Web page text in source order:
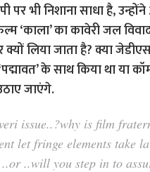
पर भी निशाना साधा है,
‘काला’ का कावेरी जल
लिया जाता है? क्या
के साथ किया था या
जाएंगे.
issue..?why is film
let fringe elements take
..will you step in to